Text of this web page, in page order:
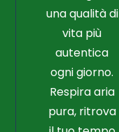
una qualità di
vita più
autentica
ogni giorno.
Respira aria
pura, ritrova